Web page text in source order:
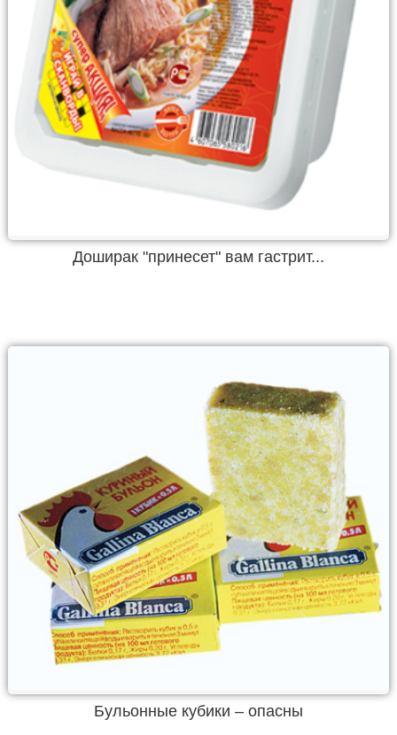
Доширак "принесет" вам гастрит...
Бульонные кубики – опасны